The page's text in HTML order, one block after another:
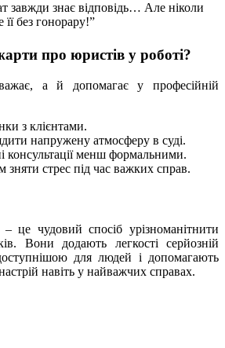
завжди знає відповідь… Але ніколи
її без гонорару!”
про юристів у роботі?
а й допомагає у професійній
з клієнтами.
напружену атмосферу в суді.
консультації менш формальними.
зняти стрес під час важких справ.
– це чудовий спосіб урізноманітнити
Вони додають легкості серйозній
для людей і допомагають
навіть у найважчих справах.